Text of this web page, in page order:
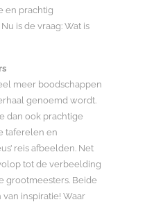
en prachtig
is de vraag: Wat is
meer boodschappen
genoemd wordt.
dan ook prachtige
taferelen en
reis afbeelden. Net
tot de verbeelding
grootmeesters. Beide
inspiratie! Waar